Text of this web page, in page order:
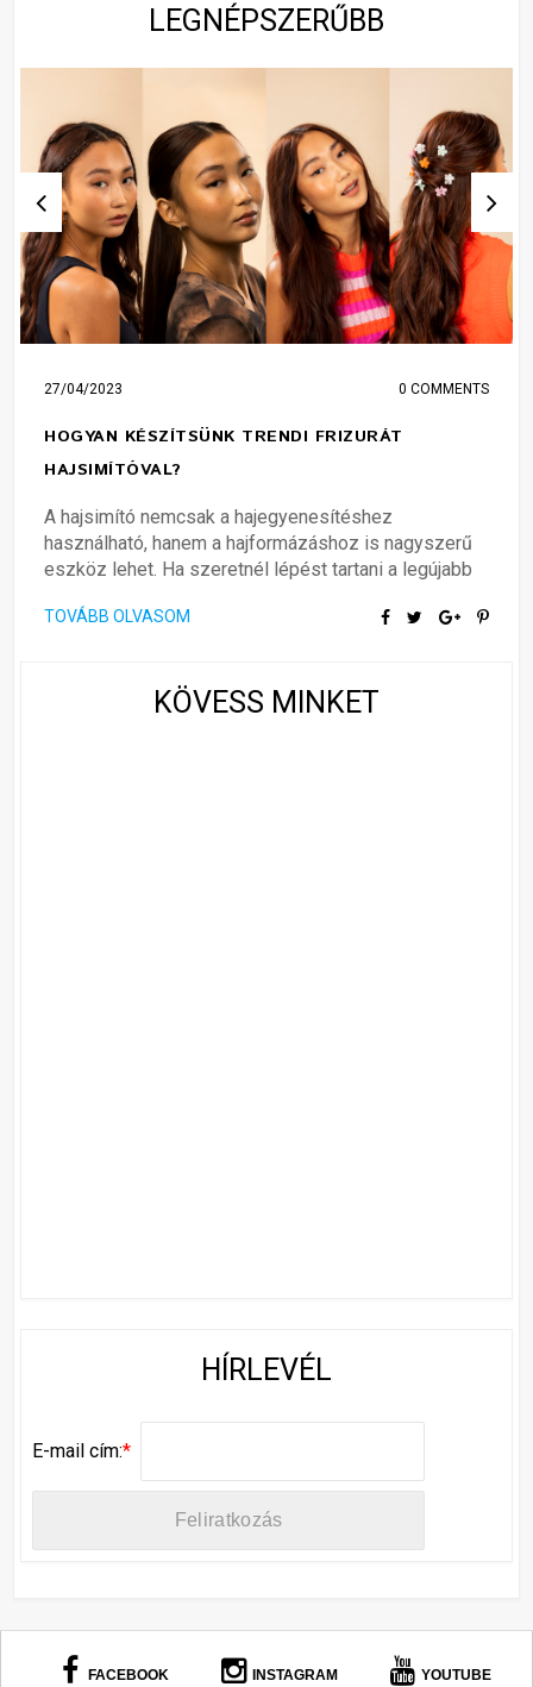
LEGNÉPSZERŰBB
27/04/2023 0 COMMENTS
HOGYAN KÉSZÍTSÜNK TRENDI FRIZURÁT
HAJSIMÍTÓVAL?
A hajsimító nemcsak a hajegyenesítéshez
használható, hanem a hajformázáshoz is nagyszerű
eszköz lehet. Ha szeretnél lépést tartani a legújabb
TOVÁBB OLVASOM
KÖVESS MINKET
HÍRLEVÉL
E-mail cím:*
FACEBOOK INSTAGRAM YOUTUBE